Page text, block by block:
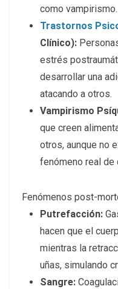
como vampirismo.
Trastornos
Clínico):
estrés
desarrollar una
atacando a otros.
Vampirismo
que creen
otros, aunque no
fenómeno real de
Fenómenos post-
Putrefacción:
hacen que el
mientras la
uñas, simulando
Sangre: